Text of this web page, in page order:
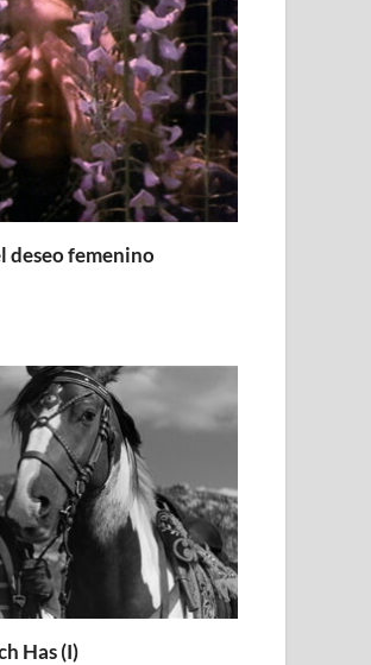
deseo femenino
Has (I)